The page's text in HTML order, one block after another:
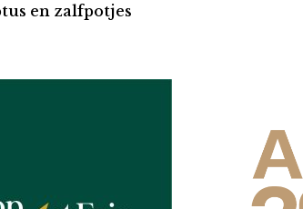
en zalfpotjes